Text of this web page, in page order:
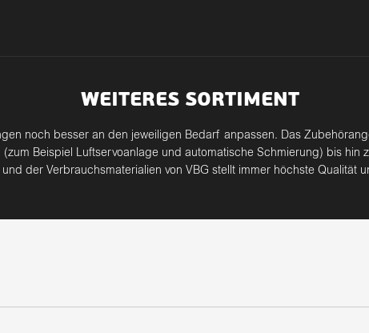
WEITERES SORTIMENT
noch besser an den jeweiligen Bedarf anpassen. Das
Beispiel Luftservoanlage und automatische Schmierung) bis
der Verbrauchsmaterialien von VBG stellt immer höchste Qualität